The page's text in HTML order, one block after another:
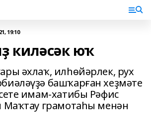
19:10
киләсәк юҡ
әхлаҡ, илһөйәрлек, рух
башҡарған хеҙмәте
имам-хатибы Рәфис
Маҡтау грамотаһы менән